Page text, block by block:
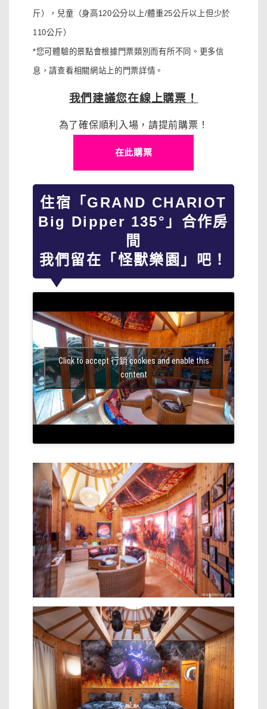
斤）， 兒童（身高120公分以上/體重25公斤以上但少於
110公斤）
*您可體驗的景點會根據門票類別而有所不同。更多信
息，請查看相關網站上的門票詳情。
我們建議您在線上購票！
為了確保順利入場，請提前購票！
在此購票
住宿「GRAND CHARIOT
Big Dipper 135°」合作房
間
我們留在「怪獸樂園」吧！
Click to accept 行銷 cookies and enable this
content